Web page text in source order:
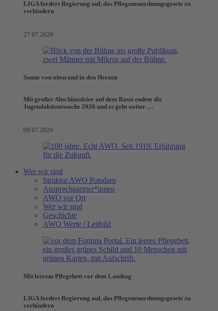
LIGA fordert Regierung auf, das Pflegeneuordnungsgesetz zu
verhindern
27.07.2026
Sonne von oben und in den Herzen
Mit großer Abschlussfeier auf dem Bassi endete die
Jugendaktionswoche 2026 und es geht weiter …
09.07.2026
Wer wir sind
Struktur AWO Potsdam
Ansprechpartner*innen
AWO vor Ort
Wer wir sind
Geschichte
AWO Werte / Leitbild
Mit leerem Pflegebett vor dem Landtag
LIGA fordert Regierung auf, das Pflegeneuordnungsgesetz zu
verhindern